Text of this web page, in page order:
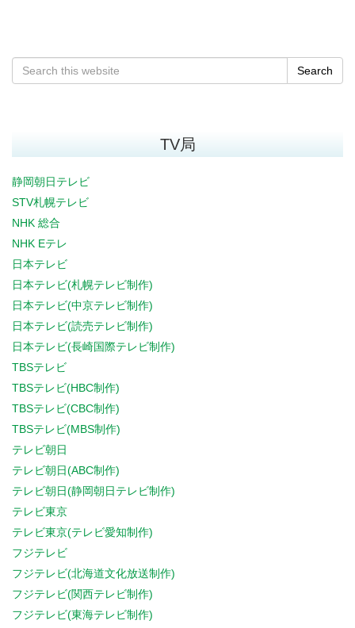
Search
TV局
静岡朝日テレビ
STV札幌テレビ
NHK 総合
NHK Eテレ
日本テレビ
日本テレビ(札幌テレビ制作)
日本テレビ(中京テレビ制作)
日本テレビ(読売テレビ制作)
日本テレビ(長崎国際テレビ制作)
TBSテレビ
TBSテレビ(HBC制作)
TBSテレビ(CBC制作)
TBSテレビ(MBS制作)
テレビ朝日
テレビ朝日(ABC制作)
テレビ朝日(静岡朝日テレビ制作)
テレビ東京
テレビ東京(テレビ愛知制作)
フジテレビ
フジテレビ(北海道文化放送制作)
フジテレビ(関西テレビ制作)
フジテレビ(東海テレビ制作)